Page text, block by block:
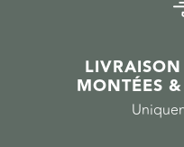
MONTÉES